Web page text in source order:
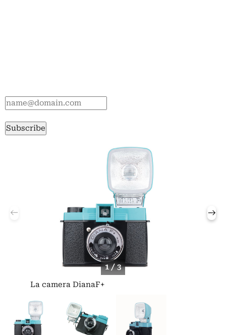
Subscribe
1 / 3
La camera DianaF+